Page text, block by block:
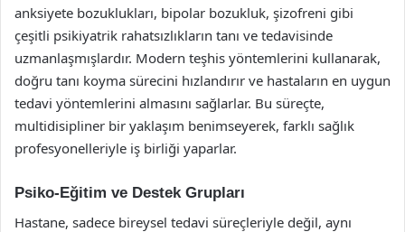
anksiyete bozuklukları, bipolar bozukluk, şizofreni gibi
çeşitli psikiyatrik rahatsızlıkların tanı ve tedavisinde
uzmanlaşmışlardır. Modern teşhis yöntemlerini kullanarak,
doğru tanı koyma sürecini hızlandırır ve hastaların en uygun
tedavi yöntemlerini almasını sağlarlar. Bu süreçte,
multidisipliner bir yaklaşım benimseyerek, farklı sağlık
profesyonelleriyle iş birliği yaparlar.
Psiko-Eğitim ve Destek Grupları
Hastane, sadece bireysel tedavi süreçleriyle değil, aynı